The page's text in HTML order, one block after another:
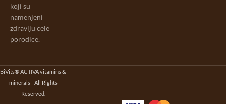
koji su
namenjeni
zdravlju cele
porodice.
BiVits® ACTIVA vitamins &
minerals - All Rights
Reserved.